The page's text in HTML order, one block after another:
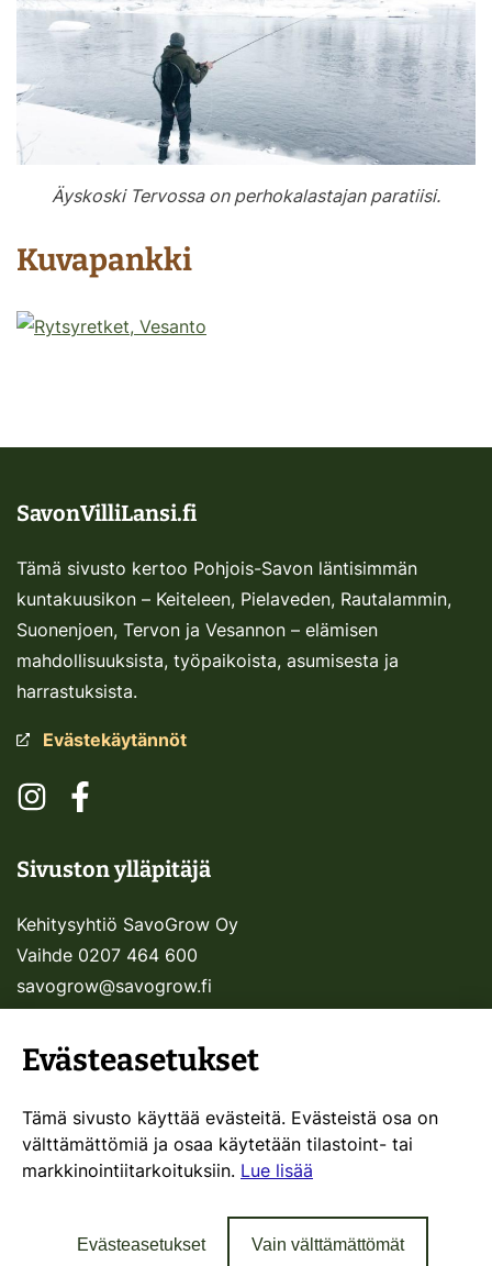
Äyskoski Tervossa on perhokalastajan paratiisi.
Kuvapankki
SavonVilliLansi.fi
Tämä sivusto kertoo Pohjois-Savon läntisimmän
kuntakuusikon – Keiteleen, Pielaveden, Rautalammin,
Suonenjoen, Tervon ja Vesannon – elämisen
mahdollisuuksista, työpaikoista, asumisesta ja
harrastuksista.
Evästekäytännöt
Sosiaalinen media: instagram
Sosiaalinen media: facebook
Sivuston ylläpitäjä
Kehitysyhtiö SavoGrow Oy
Vaihde 0207 464 600
savogrow@savogrow.fi
SavoGrow.fi
Evästeasetukset
Tämä sivusto käyttää evästeitä. Evästeistä osa on
välttämättömiä ja osaa käytetään tilastoint- tai
markkinointiitarkoituksiin. Lue lisää
Evästeasetukset Vain välttämättömät